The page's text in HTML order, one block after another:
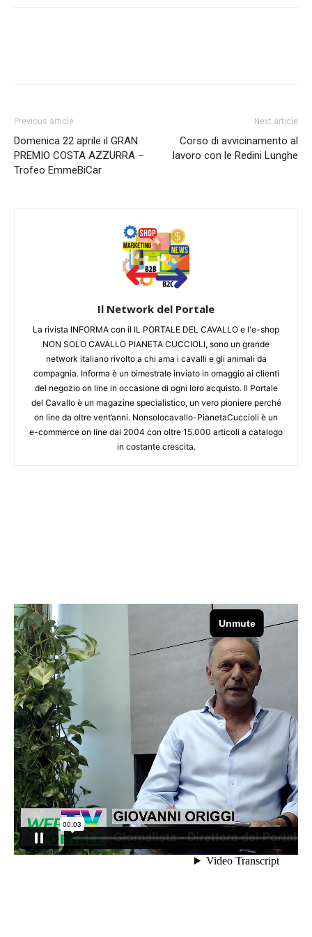
Previous article
Domenica 22 aprile il GRAN
PREMIO COSTA AZZURRA –
Trofeo EmmeBiCar
Next article
Corso di avvicinamento al
lavoro con le Redini Lunghe
Il Network del Portale
La rivista INFORMA con il IL PORTALE DEL CAVALLO e l'e-shop
NON SOLO CAVALLO PIANETA CUCCIOLI, sono un grande
network italiano rivolto a chi ama i cavalli e gli animali da
compagnia. Informa è un bimestrale inviato in omaggio ai clienti
del negozio on line in occasione di ogni loro acquisto. Il Portale
del Cavallo è un magazine specialistico, un vero pioniere perché
on line da oltre vent’anni. Nonsolocavallo-PianetaCuccioli è un
e-commerce on line dal 2004 con oltre 15.000 articoli a catalogo
in costante crescita.